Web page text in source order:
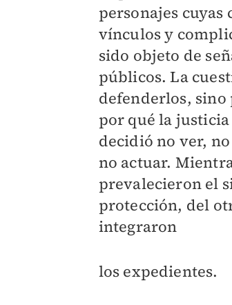
personajes cuyas
vínculos y
sido objeto de
públicos. La
defenderlos, sino
por qué la
decidió no ver,
no actuar.
prevalecieron el
protección, del
integraron
los expedientes.